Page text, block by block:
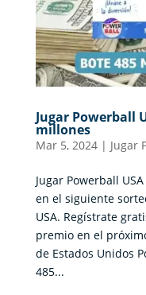
Jugar Powerball
millones
Mar 5, 2024| Jugar
Jugar Powerball
en el siguiente
USA. Regístrate
premio en el
de Estados Unidos
485...